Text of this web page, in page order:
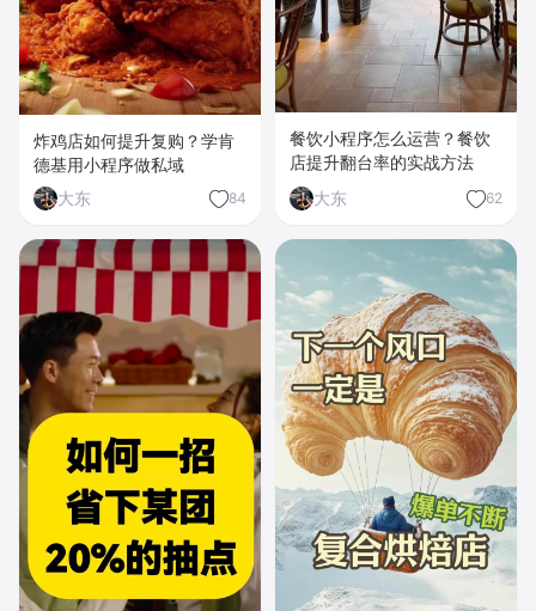
炸鸡店如何提升复购？学肯
德基用小程序做私域
大东
84
餐饮小程序怎么运营？餐饮
店提升翻台率的实战方法
大东
62